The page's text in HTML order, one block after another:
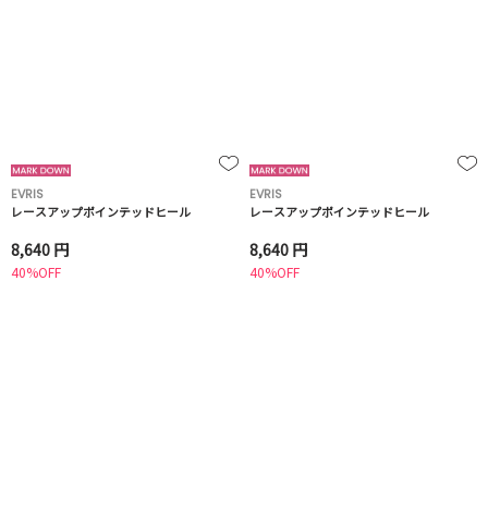
EVRIS
レースアップポインテッドヒール
8,640 円
40%OFF
EVRIS
レースアップポインテッドヒール
8,640 円
40%OFF